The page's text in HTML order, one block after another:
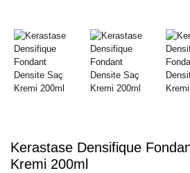
Kerastase Densifique
Kremi 200ml